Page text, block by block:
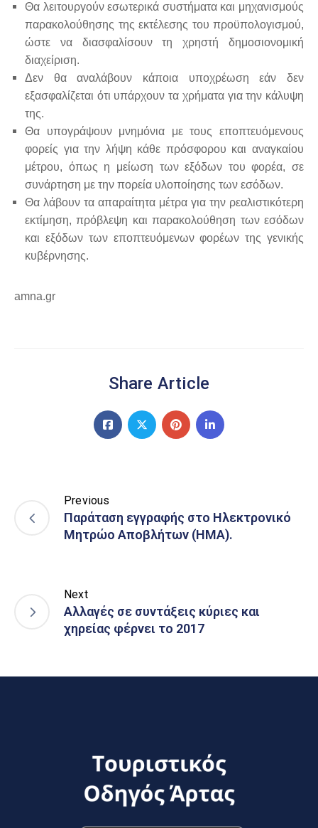
Θα λειτουργούν εσωτερικά συστήματα και μηχανισμούς
παρακολούθησης της εκτέλεσης του προϋπολογισμού,
ώστε να διασφαλίσουν τη χρηστή δημοσιονομική
διαχείριση.
Δεν θα αναλάβουν κάποια υποχρέωση εάν δεν
εξασφαλίζεται ότι υπάρχουν τα χρήματα για την κάλυψη
της.
Θα υπογράψουν μνημόνια με τους εποπτευόμενους
φορείς για την λήψη κάθε πρόσφορου και αναγκαίου
μέτρου, όπως η μείωση των εξόδων του φορέα, σε
συνάρτηση με την πορεία υλοποίησης των εσόδων.
Θα λάβουν τα απαραίτητα μέτρα για την ρεαλιστικότερη
εκτίμηση, πρόβλεψη και παρακολούθηση των εσόδων
και εξόδων των εποπτευόμενων φορέων της γενικής
κυβέρνησης.
amna.gr
Share Article
Previous
Παράταση εγγραφής στο Ηλεκτρονικό
Μητρώο Αποβλήτων (ΗΜΑ).
Next
Αλλαγές σε συντάξεις κύριες και
χηρείας φέρνει το 2017